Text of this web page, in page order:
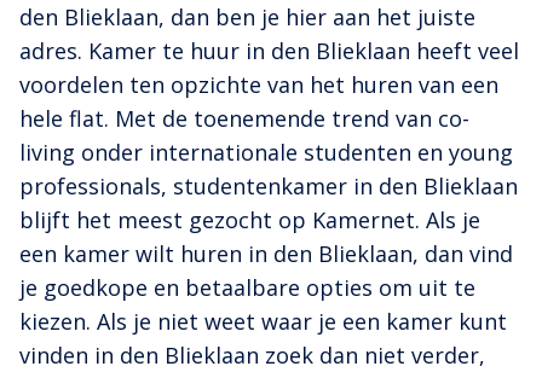
den Blieklaan, dan ben je hier aan het juiste
adres. Kamer te huur in den Blieklaan heeft veel
voordelen ten opzichte van het huren van een
hele flat. Met de toenemende trend van co-
living onder internationale studenten en young
professionals, studentenkamer in den Blieklaan
blijft het meest gezocht op Kamernet. Als je
een kamer wilt huren in den Blieklaan, dan vind
je goedkope en betaalbare opties om uit te
kiezen. Als je niet weet waar je een kamer kunt
vinden in den Blieklaan zoek dan niet verder,